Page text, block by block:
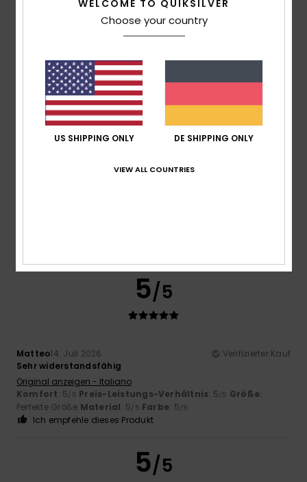
Komfort
Preis-Leistungs-Verhältnis
5/5
Matteo14. Juli 2026
Verifizierter Kauf
Sehr widerstandsfähig
Original anzeigen - Italiano
Komfort: 5/5 Preis-Leistungs-Verhältnis: 5/5 Größe:
Perfekte Größe Material: 5/5 Farbe: 5/5
Ich empfehle dieses Produkt
5/5
WELCOME TO QUIKSILVER
Choose your country
US SHIPPING ONLY DE SHIPPING ONLY
VIEW ALL COUNTRIES